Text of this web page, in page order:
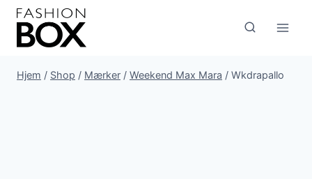
Fortsæt
indhold
Hjem / Shop / Mærker / Weekend Max Mara / Wkdrapallo